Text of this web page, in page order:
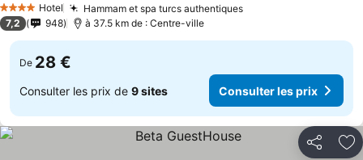
4 Étoiles Hotel Hammam et spa turcs authentiques
7,2 948 à 37.5 km de : Centre-ville
De 28 €
Consulter les prix de 9 sites Consulter les prix
Partager